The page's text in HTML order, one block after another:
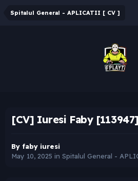
Spitalul General - APLICATII [ CV ]
[CV] Iuresi Faby [113947]
By faby iuresi
May 10, 2025 in Spitalul General -